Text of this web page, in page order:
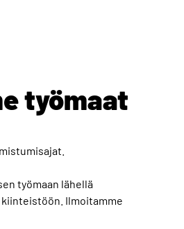
työmaat
työmaan lähellä
Ilmoitamme